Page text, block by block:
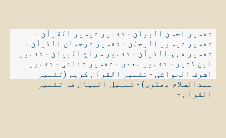
تفسیر احسن البیان - تفسیر تیسیر القرآن -
تفسیر تیسیر الرحمٰن - تفسیر ترجمان القرآن -
تفسیر فہم القرآن - تفسیر سراج البیان - تفسیر
ابن کثیر - تفسیر سعدی - تفسیر ثنائی - تفسیر
اشرف الحواشی - تفسیر القرآن کریم (تفسیر
عبدالسلام بھٹوی)-تسہیل البیان فی تفسیر
القرآن -